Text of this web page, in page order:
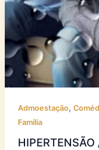
Admoestação,
Família